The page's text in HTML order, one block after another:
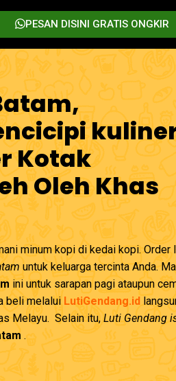
PESAN DISINI GRATIS ONGKIR
Kotak
Oleh Khas
minum kopi di kedai kopi. Order
untuk keluarga tercinta Anda.
ini untuk sarapan pagi ataupun
beli melalui LutiGendang.id
Melayu. Selain itu,Luti Gendang
.